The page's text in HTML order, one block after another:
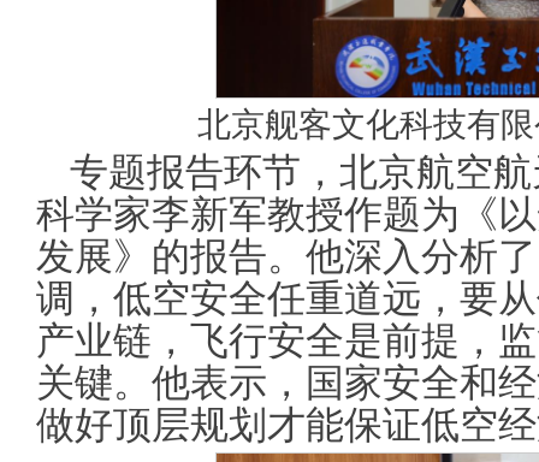
北京舰客文化科技有
专题报告环节，北京航空
科学家李新军教授作题为《
发展》的报告。他深入分析
调，低空安全任重道远，要
产业链，飞行安全是前提，
关键。他表示，国家安全和
做好顶层规划才能保证低空